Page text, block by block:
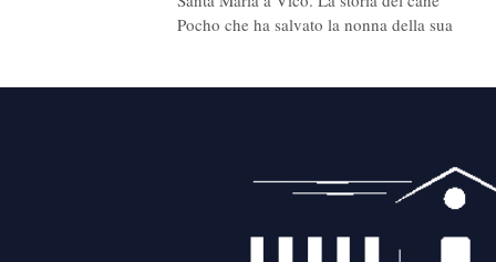
Pocho che ha salvato la nonna della sua